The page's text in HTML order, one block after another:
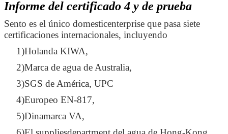
Informe del certificado 4 y de prueba
Sento es el único domesticenterprise que pasa siete
certificaciones internacionales, incluyendo
1)Holanda KIWA,
2)Marca de agua de Australia,
3)SGS de América, UPC
4)Europeo EN-817,
5)Dinamarca VA,